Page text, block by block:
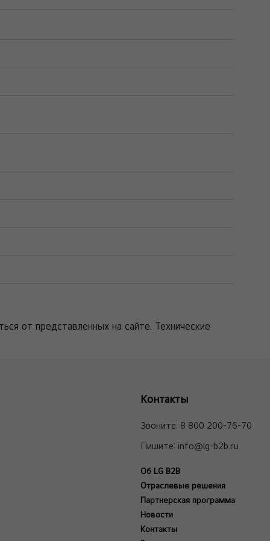
от представленных на сайте. Технические
Контакты
Звоните: 8 800 200-76-70
Пишите: info@lg-b2b.ru
Об LG B2B
Отраслевые решения
Партнерская программа
Новости
Контакты